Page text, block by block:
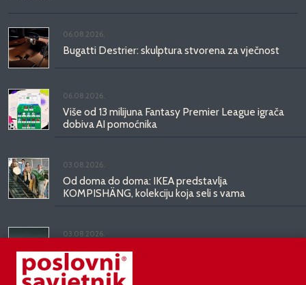
06.08.2026.
Bugatti Destrier: skulptura stvorena za vječnost
06.08.2026.
Više od 13 milijuna Fantasy Premier League igrača
dobiva AI pomoćnika
03.08.2026.
Od doma do doma: IKEA predstavlja
KOMPISHÄNG, kolekciju koja seli s vama
03.08.2026.
Kineski BYD predstavio luksuznu limuzinu veću od
Mercedesove S-klase, obećava domet do 1.000
kilometara